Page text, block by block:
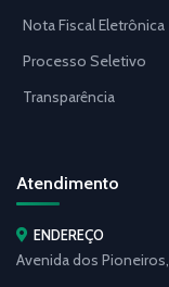
Nota Fiscal Eletrônica
Processo Seletivo
Transparência
Atendimento
ENDEREÇO
Avenida dos